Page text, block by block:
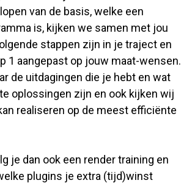
van de basis, welke een
is, kijken we samen met jou
stappen zijn in je traject en
1 aangepast op jouw maat-wensen.
de uitdagingen die je hebt en wat
oplossingen zijn en ook kijken wij
realiseren op de meest efficiënte
je dan ook een render training en
plugins je extra (tijd)winst